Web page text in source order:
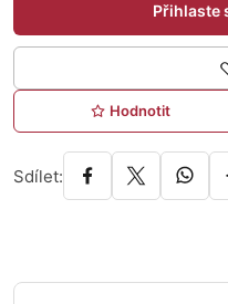
Přihlaste
Hodnotit
Sdílet: